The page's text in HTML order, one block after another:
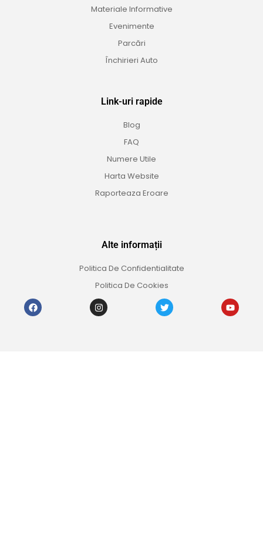
Materiale Informative
Evenimente
Parcări
Închirieri Auto
Link-uri rapide
Blog
FAQ
Numere Utile
Harta Website
Raporteaza Eroare
Alte informații
Politica De Confidentialitate
Politica De Cookies